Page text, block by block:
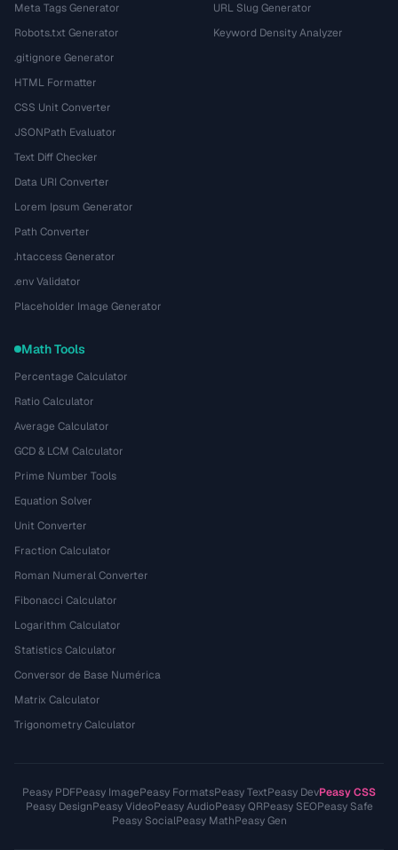
Meta Tags Generator
Robots.txt Generator
.gitignore Generator
HTML Formatter
CSS Unit Converter
JSONPath Evaluator
Text Diff Checker
Data URI Converter
Lorem Ipsum Generator
Path Converter
.htaccess Generator
.env Validator
Placeholder Image Generator
URL Slug Generator
Keyword Density Analyzer
Math Tools
Percentage Calculator
Ratio Calculator
Average Calculator
GCD & LCM Calculator
Prime Number Tools
Equation Solver
Unit Converter
Fraction Calculator
Roman Numeral Converter
Fibonacci Calculator
Logarithm Calculator
Statistics Calculator
Conversor de Base Numérica
Matrix Calculator
Trigonometry Calculator
Peasy PDFPeasy ImagePeasy FormatsPeasy TextPeasy DevPeasy CSS
Peasy DesignPeasy VideoPeasy AudioPeasy QRPeasy SEOPeasy Safe
Peasy SocialPeasy MathPeasy Gen